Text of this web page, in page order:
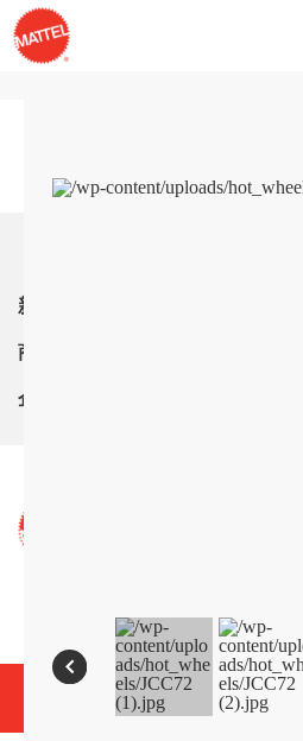
新着情報
商品紹介
企業情報
© 2026 Mattel. All
page top